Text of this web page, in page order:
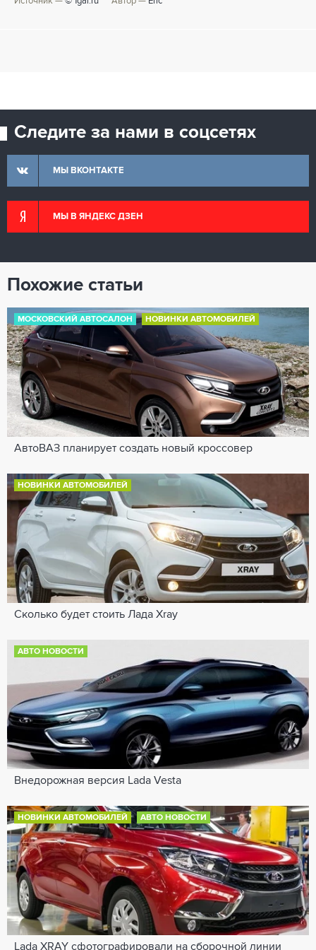
Следите за нами в соцсетях
МЫ ВКОНТАКТЕ
МЫ В ЯНДЕКС ДЗЕН
Похожие статьи
МОСКОВСКИЙ АВТОСАЛОН НОВИНКИ АВТОМОБИЛЕЙ
АвтоВАЗ планирует создать новый кроссовер
НОВИНКИ АВТОМОБИЛЕЙ
Сколько будет стоить Лада Xray
АВТО НОВОСТИ
Внедорожная версия Lada Vesta
НОВИНКИ АВТОМОБИЛЕЙ АВТО НОВОСТИ
Lada XRAY сфотографировали на сборочной линии